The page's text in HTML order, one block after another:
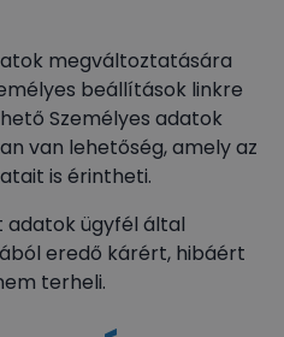
megváltoztatására
beállítások linkre
Személyes adatok
van lehetőség, amely az
is érintheti.
ügyfél által
eredő kárért, hibáért
terheli.